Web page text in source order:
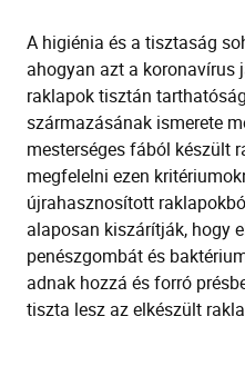
A higiénia és a tisztaság
ahogyan azt a koronavírus
raklapoktisztán
származásának ismerete
mesterséges fából készült
megfelelni ezen
újrahasznosított
alaposan kiszárítják, hogy
penészgombát és
adnak hozzá és forró
tiszta lesz az elkészült